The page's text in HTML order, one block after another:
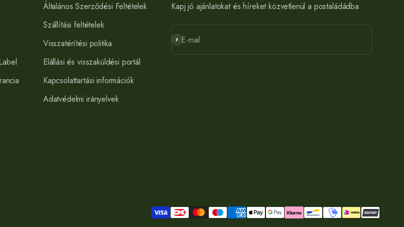
Általános Szerződési Feltételek
Szállítási feltételek
Visszatérítési politika
Elállási és visszaküldési portál
Kapcsolattartási információk
Adatvédelmi irányelvek
Kapj jó ajánlatokat és híreket közvetlenül a postaládádba.
E-mail
Feliratkozás